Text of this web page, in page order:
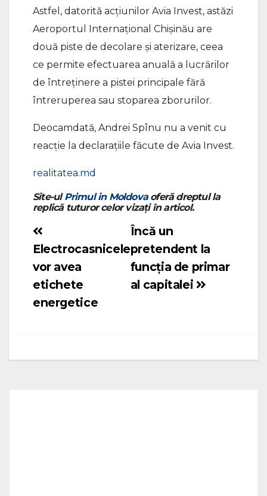
Astfel, datorită acțiunilor Avia Invest, astăzi
Aeroportul Internațional Chișinău are
două piste de decolare și aterizare, ceea
ce permite efectuarea anuală a lucrărilor
de întreținere a pistei principale fără
întreruperea sau stoparea zborurilor.
Deocamdată, Andrei Spînu nu a venit cu
reacție la declarațiile făcute de Avia Invest.
realitatea.md
Site-ulPrimul in Moldovaoferă dreptul la
replică tuturor celor vizați în articol.
Navigare
în
articole
Încă un
pretendent la
funcția de primar
al capitalei
Electrocasnicele
vor avea
etichete
energetice